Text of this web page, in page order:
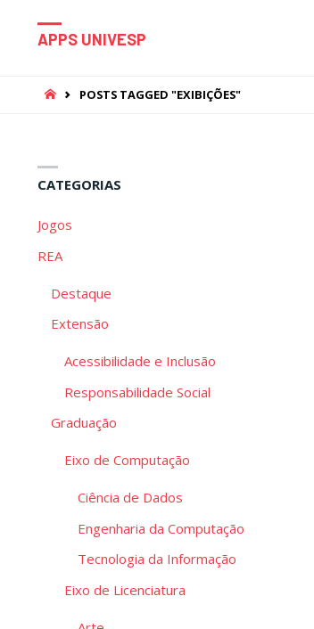
APPS UNIVESP
HOMEPOSTS TAGGED "EXIBIÇÕES"
CATEGORIAS
Jogos
REA
Destaque
Extensão
Acessibilidade e Inclusão
Responsabilidade Social
Graduação
Eixo de Computação
Ciência de Dados
Engenharia da Computação
Tecnologia da Informação
Eixo de Licenciatura